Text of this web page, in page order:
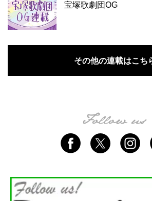
宝塚歌劇団OG
その他の連載はこち